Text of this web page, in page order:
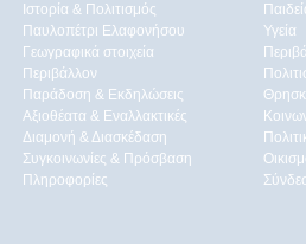
Ιστορία & Πολιτισμός
Παυλοπέτρι Ελαφονήσου
Γεωγραφικά στοιχεία
Περιβάλλον
Παράδοση & Εκδηλώσεις
Αξιοθέατα & Eναλλακτικές
Διαμονή & Διασκέδαση
Συγκοινωνίες & Πρόσβαση
Πληροφορίες
Υγεία